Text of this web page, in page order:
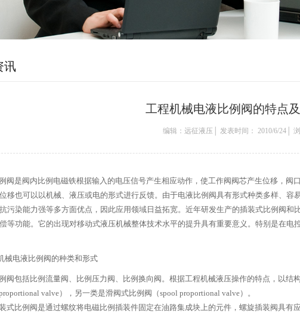
讯
工程机械电液比例阀的特点
编辑：远征液压│ 发表时间： 2010/6/24│
阀是阀内比例电磁铁根据输入的电压信号产生相应动作，使工作阀阀芯产生位移，阀
移也可以以机械、液压或电的形式进行反馈。由于电液比例阀具有形式种类多样、
污染能力强等多方面优点，因此应用领域日益拓宽。近年研发生产的插装式比例阀
等功能。它的出现对移动式液压机械整体技术水平的提升具有重要意义。特别是在
械电液比例阀的种类和形式
阀包括比例流量阀、比例压力阀、比例换向阀。根据工程机械液压操作的特点，以结
valve），另一类是滑阀式比例阀（spool proportional valve）。
式比例阀是通过螺纹将电磁比例插装件固定在油路集成块上的元件，螺旋插装阀具有